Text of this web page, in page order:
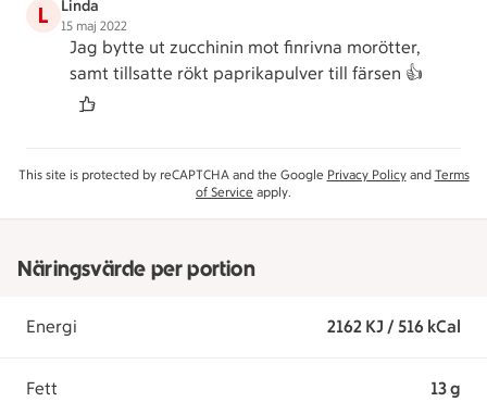
L Linda
15 maj 2022
Jag bytte ut zucchinin mot finrivna morötter,
samt tillsatte rökt paprikapulver till färsen 👍
This site is protected by reCAPTCHA and the Google Privacy Policyand Terms
of Service apply.
Näringsvärde per portion
Energi 2162 KJ / 516 kCal
Fett 13 g